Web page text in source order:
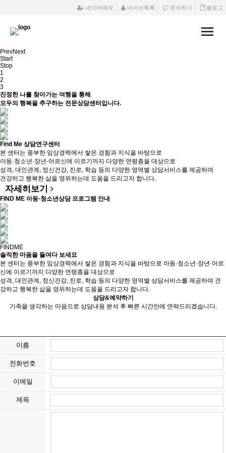
네이버예약 네이버톡톡 문의하기 블로그
Toggle
PrevNext
Start
Stop
1
2
3
진정한 나를 찾아가는 여행을 통해
모두의 행복을 추구하는 전문상담센터입니다.
Find Me 상담연구센터
본 센터는 풍부한 임상경력에서 쌓은 경험과 지식을 바탕으로
아동·청소년·장년·어르신에 이르기까지 다양한 연령층을 대상으로
성격, 대인관계, 정신건강, 진로, 학습 등의 다양한 영역별 상담서비스를 제공하여
건강하고 행복한 삶을 영위하는데 도움을 드리고자 합니다.
자세히보기
FIND ME 아동·청소년상담 프로그램 안내
FINDME
솔직한 마음을 들여다 보세요
본 센터는 풍부한 임상경력에서 쌓은 경험과 지식을 바탕으로 아동·청소년·장년·어르
신에 이르기까지 다양한 연령층을 대상으로
성격, 대인관계, 정신건강, 진로, 학습 등의 다양한 영역별 상담서비스를 제공하여 건
강하고 행복한 삶을 영위하는데 도움을 드리고자 합니다.
상담&예약하기
가족을 생각하는 마음으로 상담내용 분석 후 빠른 시간안에 연락드리겠습니다.
이름
전화번호
이메일
제목